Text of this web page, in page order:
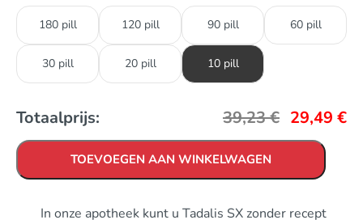
180 pill 120 pill 90 pill 60 pill
30 pill 20 pill 10 pill
Totaalprijs: 39,23€ 29,49 €
TOEVOEGEN AAN WINKELWAGEN
In onze apotheek kunt u Tadalis SX zonder recept